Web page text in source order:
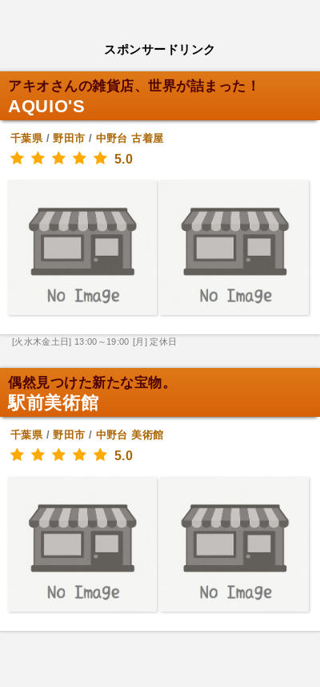
スポンサードリンク
アキオさんの雑貨店、世界が詰まった！
AQUIO'S
千葉県/野田市 / 中野台 古着屋
5.0
[火水木金土日] 13:00～19:00 [月] 定休日
偶然見つけた新たな宝物。
駅前美術館
千葉県/野田市 / 中野台 美術館
5.0